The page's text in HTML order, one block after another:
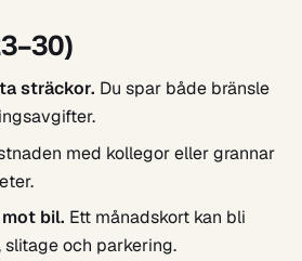
sträckor. Du spar både bränsle
med kollegor eller grannar
bil. Ett månadskort kan bli
och parkering.